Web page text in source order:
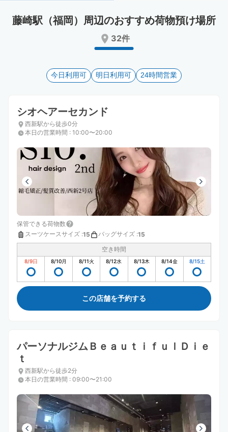
a
date.
the
keyboard
shortcuts
for
changing
dates.
a
date.
mark
key
the
keyboard
shortcuts
for
changing
dates.
藤崎駅（福岡）周辺のおすすめ荷物預け場所
32件
今日利用可 明日利用可 24時間営業
シオヘアーセカンド
西新駅から徒歩0分
本日の営業時間 : 10:00〜20:00
保管できる荷物数
スーツケースサイズ :15 バッグサイズ :15
空き時間
8/9日 8/10月 8/11火 8/12水 8/13木 8/14金 8/15土
この店舗を予約する
パーソナルジムＢｅａｕｔｉｆｕｌＤｉｅ
ｔ
西新駅から徒歩2分
本日の営業時間 : 09:00〜21:00